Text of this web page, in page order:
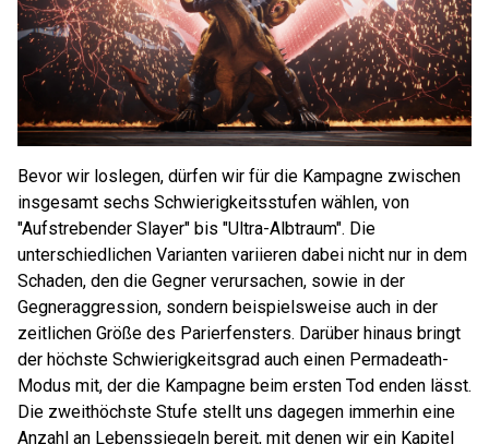
Bevor wir loslegen, dürfen wir für die Kampagne zwischen
insgesamt sechs Schwierigkeitsstufen wählen, von
"Aufstrebender Slayer" bis "Ultra-Albtraum". Die
unterschiedlichen Varianten variieren dabei nicht nur in dem
Schaden, den die Gegner verursachen, sowie in der
Gegneraggression, sondern beispielsweise auch in der
zeitlichen Größe des Parierfensters. Darüber hinaus bringt
der höchste Schwierigkeitsgrad auch einen Permadeath-
Modus mit, der die Kampagne beim ersten Tod enden lässt.
Die zweithöchste Stufe stellt uns dagegen immerhin eine
Anzahl an Lebenssiegeln bereit, mit denen wir ein Kapitel